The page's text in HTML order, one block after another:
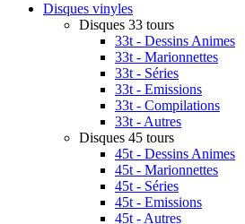
Disques vinyles
Disques 33 tours
33t - Dessins Animes
33t - Marionnettes
33t - Séries
33t - Emissions
33t - Compilations
33t - Autres
Disques 45 tours
45t - Dessins Animes
45t - Marionnettes
45t - Séries
45t - Emissions
45t - Autres